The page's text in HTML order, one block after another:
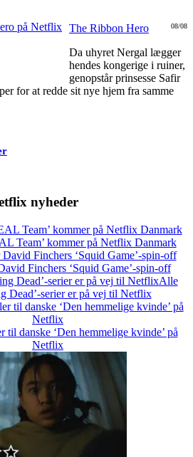
08/08
The Ribbon Hero
Da uhyret Nergal lægger
hendes kongerige i ruiner,
genopstår prinsesse Safir
for at redde sit nye hjem fra samme
nyheder
Team’ kommer på Netflix Danmark
Finchers ‘Squid Game’-spin-off
Alle
Dead’-serier er på vej til Netflix
til danske ‘Den hemmelige kvinde’ på
Netflix